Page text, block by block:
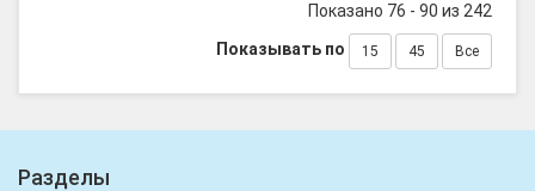
Показано 76 - 90 из 242
Показывать по
15 45 Все
Разделы